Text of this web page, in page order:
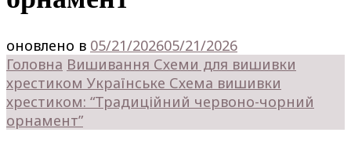
оновлено в 05/21/202605/21/2026
Головна Вишивання Схеми для вишивки
хрестиком Українське Схема вишивки
хрестиком: “Традиційний червоно-чорний
орнамент”